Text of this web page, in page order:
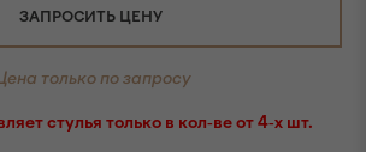
ЗАПРОСИТЬ ЦЕНУ
только по запросу
стулья только в кол-ве от 4-х шт.